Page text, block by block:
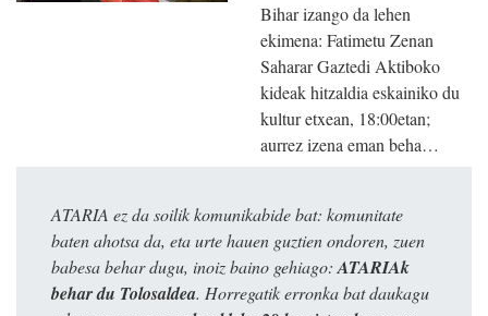
Bihar izango da lehen
ekimena: Fatimetu Zenan
Saharar Gaztedi Aktiboko
kideak hitzaldia eskainiko du
kultur etxean, 18:00etan;
aurrez izena eman beha…
ATARIA ez da soilik komunikabide bat: komunitate
baten ahotsa da, eta urte hauen guztien ondoren, zuen
babesa behar dugu, inoiz baino gehiago: ATARIAk
behar du Tolosaldea. Horregatik erronka bat daukagu